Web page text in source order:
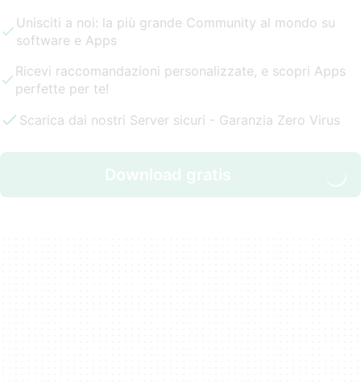
Unisciti a noi: la più grande Community al mondo su
software e Apps
Ricevi raccomandazioni personalizzate, e scopri Apps
perfette per te!
Scarica dai nostri Server sicuri - Garanzia Zero Virus
Download gratis